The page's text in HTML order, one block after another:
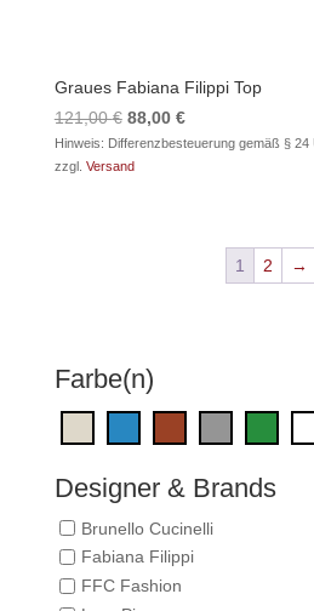
Graues Fabiana Filippi Top
121,00€ Ursprünglicher
Preis
war:
88,00 €Aktueller
Preis
Hinweis: Differenzbesteuerung gemäß § 24
zzgl. Versand
1 2 →
Farbe(n)
Designer & Brands
Brunello Cucinelli
Fabiana Filippi
FFC Fashion